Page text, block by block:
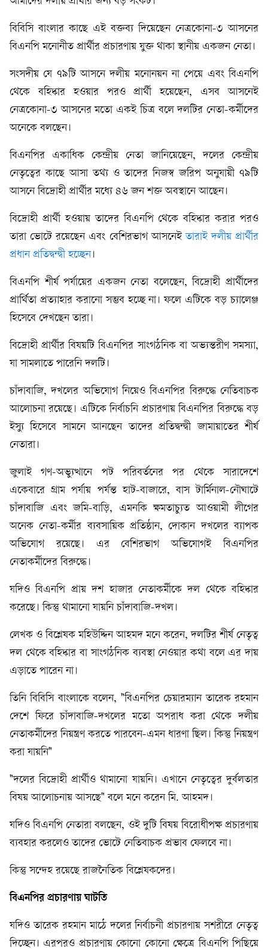
বিবিসি বাংলার কাছে এই বক্তব্য দিয়েছেন নেত্রকোনা-৩ আসনের
বিএনপি মনোনীত প্রার্থীর প্রচারণায় যুক্ত থাকা স্থানীয় একজন নেতা।
সংসদীয় যে ৭৯টি আসনে দলীয় মনোনয়ন না পেয়ে এবং বিএনপি
থেকে বহিষ্কার হওয়ার পরও প্রার্থী হয়েছেন, এসব আসনেই
নেত্রকোনা-৩ আসনের মতো একই চিত্র বলে দলটির নেতা-কর্মীদের
অনেকে বলছেন।
বিএনপির একাধিক কেন্দ্রীয় নেতা জানিয়েছেন, দলের কেন্দ্রীয়
নেতৃত্বের কাছে আসা তথ্য ও তাদের নিজস্ব জরিপ অনুযায়ী ৭৯টি
আসনে বিদ্রোহী প্রার্থীর মধ্যে ৪৬ জন শক্ত অবস্থানে আছেন।
বিদ্রোহী প্রার্থী হওয়ায় তাদের বিএনপি থেকে বহিষ্কার করার পরও
তারা ভোটে রয়েছেন এবং বেশিরভাগ আসনেইতারাই দলীয় প্রার্থীর
প্রধান প্রতিদ্বন্দ্বী হচ্ছেন।
বিএনপি শীর্ষ পর্যায়ের একজন নেতা বলেছেন, বিদ্রোহী প্রার্থীদের
প্রার্থিতা প্রত্যাহার করানো সম্ভব হচ্ছে না। ফলে এটিকে বড় চ্যালেঞ্জ
হিসেবে দেখছেন তারা।
বিদ্রোহী প্রার্থীর বিষয়টি বিএনপির সাংগঠনিক বা অভ্যন্তরীণ সমস্যা,
যা সামলাতে পারেনি দলটি।
চাঁদাবাজি, দখলের অভিযোগ নিয়েও বিএনপির বিরুদ্ধে নেতিবাচক
আলোচনা রয়েছে। এটিকে নির্বাচনি প্রচারণায় বিএনপির বিরুদ্ধে বড়
ইস্যু হিসেবে সামনে আনছেন তাদের প্রতিদ্বন্দ্বী জামায়াতের শীর্ষ
নেতারা।
জুলাই গণ-অভ্যুত্থানে পট পরিবর্তনের পর থেকে সারাদেশে
একেবারে গ্রাম পর্যায় পর্যন্ত হাট-বাজারে, বাস টার্মিনাল-নৌঘাটে
চাঁদাবাজি এবং জমি-বাড়ি, এমনকি ক্ষমতাচ্যুত আওয়ামী লীগের
অনেক নেতা-কর্মীর ব্যবসায়িক প্রতিষ্ঠান, দোকান দখলের ব্যাপক
অভিযোগ রয়েছে। এর বেশিরভাগ অভিযোগই বিএনপির
নেতাকর্মীদের বিরুদ্ধে।
যদিও বিএনপি প্রায় দশ হাজার নেতাকর্মীকে দল থেকে বহিষ্কার
করেছে। কিন্তু থামানো যায়নি চাঁদাবাজি-দখল।
লেখক ও বিশ্লেষক মহিউদ্দিন আহমদ মনে করেন, দলটির শীর্ষ নেতৃত্ব
দল থেকে বহিষ্কার বা সাংগঠনিক ব্যবস্থা নেওয়ার কথা বলে এর দায়
এড়াতে পারেন না।
তিনি বিবিসি বাংলাকে বলেন, "বিএনপির চেয়ারম্যান তারেক রহমান
দেশে ফিরে চাঁদাবাজি-দখলের মতো অপরাধ করা থেকে দলীয়
নেতাকর্মীদের নিয়ন্ত্রণ করতে পারবেন-এমন ধারণা ছিল। কিন্তু নিয়ন্ত্রণ
করা যায়নি"
"দলের বিদ্রোহী প্রার্থীও থামানো যায়নি। এখানে নেতৃত্বের দুর্বলতার
বিষয় আলোচনায় আসছে" বলে মনে করেন মি. আহমদ।
যদিও বিএনপি নেতারা বলছেন, ওই দুটি বিষয় বিরোধীপক্ষ প্রচারণায়
ব্যবহার করলেও তাদের ভোটে নেতিবাচক প্রভাব ফেলবে না।
কিন্তু সন্দেহ রয়েছে রাজনৈতিক বিশ্লেষকদের।
বিএনপির প্রচারণায় ঘাটতি
যদিও তারেক রহমান মাঠে দলের নির্বাচনী প্রচারণায় সশরীরে নেতৃত্ব
দিচ্ছেন। এরপরও প্রচারণায় কোনো কোনো ক্ষেত্রে বিএনপি পিছিয়ে